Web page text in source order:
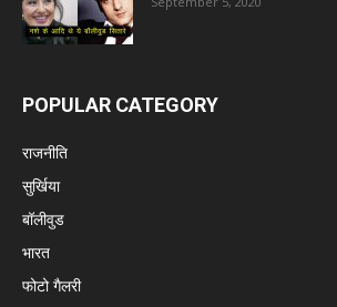
POPULAR CATEGORY
राजनीति
सुर्खिया
बॉलीवुड
भारत
फोटो गैलरी